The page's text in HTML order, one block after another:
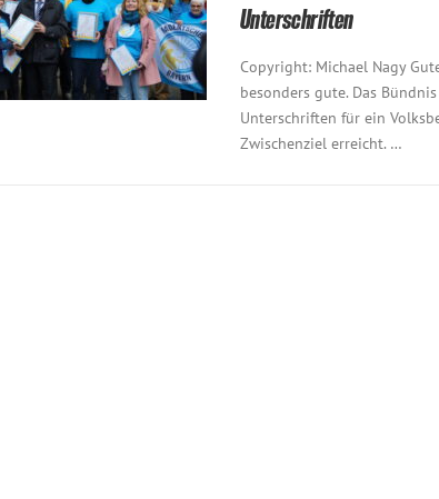
Unterschriften
Copyright: Michael Nagy
besonders gute. Das
Unterschriften für ein
Zwischenziel erreicht. …